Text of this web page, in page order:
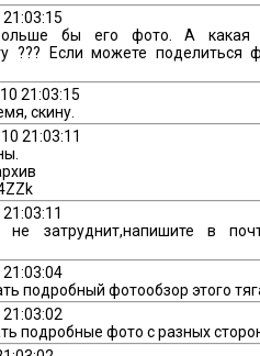
21:03:15
бы его фото. А
??? Если можете поделиться
21:03:15
скину.
21:03:11
затруднит,напишите в
21:03:04
подробный фотообзор этого
21:03:02
подробные фото с разных